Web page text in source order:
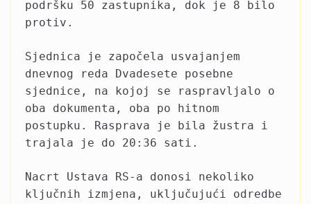
podršku 50 zastupnika, dok je 8 bilo
protiv.
Sjednica je započela usvajanjem
dnevnog reda Dvadesete posebne
sjednice, na kojoj se raspravljalo o
oba dokumenta, oba po hitnom
postupku. Rasprava je bila žustra i
trajala je do 20:36 sati.
Nacrt Ustava RS-a donosi nekoliko
ključnih izmjena, uključujući odredbe